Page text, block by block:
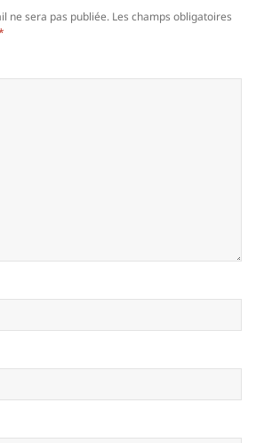
ne sera pas publiée. Les champs obligatoires